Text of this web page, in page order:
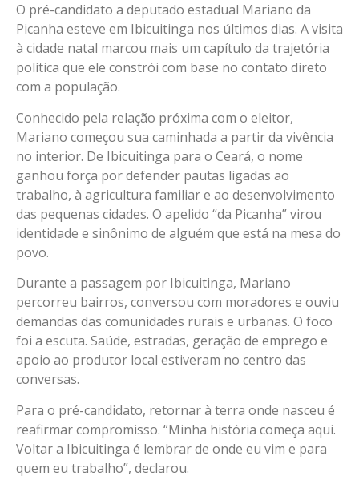
O pré-candidato a deputado estadual Mariano da
Picanha esteve em Ibicuitinga nos últimos dias. A visita
à cidade natal marcou mais um capítulo da trajetória
política que ele constrói com base no contato direto
com a população.
Conhecido pela relação próxima com o eleitor,
Mariano começou sua caminhada a partir da vivência
no interior. De Ibicuitinga para o Ceará, o nome
ganhou força por defender pautas ligadas ao
trabalho, à agricultura familiar e ao desenvolvimento
das pequenas cidades. O apelido “da Picanha” virou
identidade e sinônimo de alguém que está na mesa do
povo.
Durante a passagem por Ibicuitinga, Mariano
percorreu bairros, conversou com moradores e ouviu
demandas das comunidades rurais e urbanas. O foco
foi a escuta. Saúde, estradas, geração de emprego e
apoio ao produtor local estiveram no centro das
conversas.
Para o pré-candidato, retornar à terra onde nasceu é
reafirmar compromisso. “Minha história começa aqui.
Voltar a Ibicuitinga é lembrar de onde eu vim e para
quem eu trabalho”, declarou.